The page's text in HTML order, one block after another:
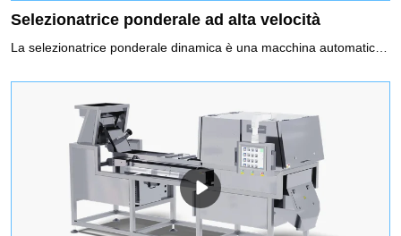
Selezionatrice ponderale ad alta velocità
La selezionatrice ponderale dinamica è una macchina automatica per il controllo del peso di merci confezionate tramite il sensore e la tecnologia di elaborazione del segnale digitale. Un sistema di controllo peso ad alta velocità controllerà il peso dei prodotti durante il movimento ad alta velocità, scartando tutti i prodotti che sono al di sopra o al di sotto del peso impostato. È ampiamente utilizzato nelle industrie farmaceutiche, alimentari, dei prodotti per la cura della persona e delle industrie leggere per il controllo del peso in linea per garantire la qualità del prodotto.Uso consigliato di sistemi di controllo peso1. Verifica dei colli sotto/sovrapeso, rispetto del regolamento di preconfezionamento2. Verifica della presenza di componenti mancanti per garantire la completezza del prodotto3. Viene registrato il controllo di qualità, i dati sul peso di ciascun prodotto4. Classificazione prodotti a peso5. Realizzazione di un ciclo di feedback delle informazioni sul peso, ottimizzazione dei processi di riempimento e dosaggio